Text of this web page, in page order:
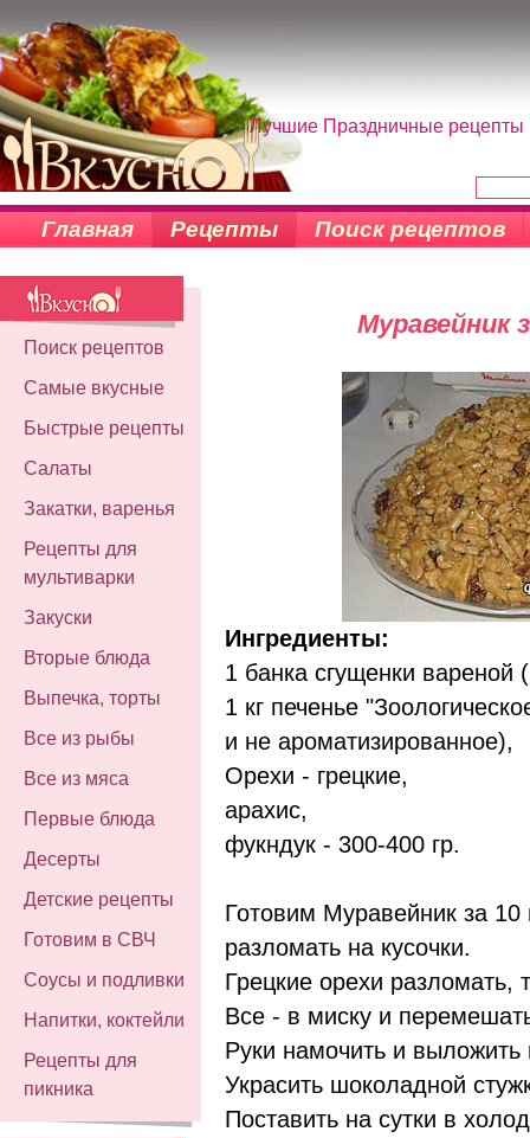
Лучшие Праздничные рецепты
Главная Рецепты Поиск рецептов
Поиск рецептов
Самые вкусные
Быстрые рецепты
Салаты
Закатки, варенья
Рецепты для
мультиварки
Закуски
Вторые блюда
Выпечка, торты
Все из рыбы
Все из мяса
Первые блюда
Десерты
Детские рецепты
Готовим в СВЧ
Соусы и подливки
Напитки, коктейли
Рецепты для
пикника
Муравейник
Ингредиенты:
1 банка сгущенки вареной
1 кг печенье
и не ароматизированное),
Орехи - грецкие,
арахис,
фукндук - 300-400 гр.
Готовим Муравейник за 10
разломать на кусочки.
Грецкие орехи разломать,
Все - в миску и
Руки намочить и выложить
Украсить шоколадной
Поставить на сутки в